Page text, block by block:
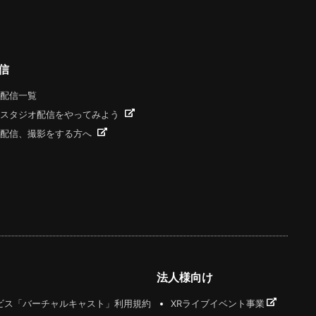
配信一覧
スタジオ配信をやってみよう
配信、撮影をする方へ
「バーチャルキャスト」利用規約
法人様向け
XRライブイベント事業